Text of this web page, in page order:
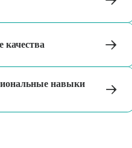
качества
навыки